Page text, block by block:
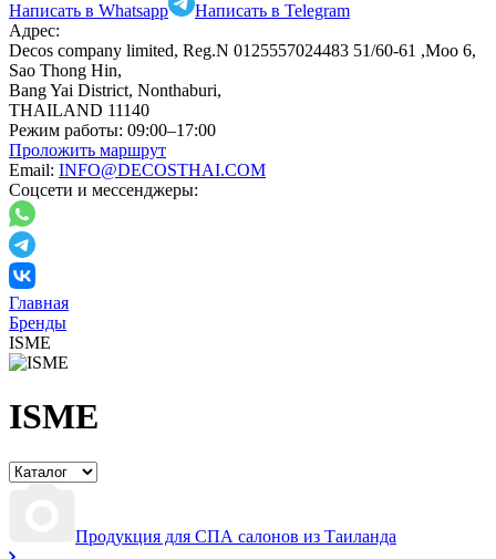
Написать в Whatsapp
Написать в Telegram
Адрес:
Decos company limited, Reg.N 0125557024483 51/60-61 ,Moo 6,
Sao Thong Hin,
Bang Yai District, Nonthaburi,
THAILAND 11140
Режим работы: 09:00–17:00
Проложить маршрут
Email: INFO@DECOSTHAI.COM
Соцсети и мессенджеры:
Главная
Бренды
ISME
ISME
Продукция для СПА салонов из Таиланда